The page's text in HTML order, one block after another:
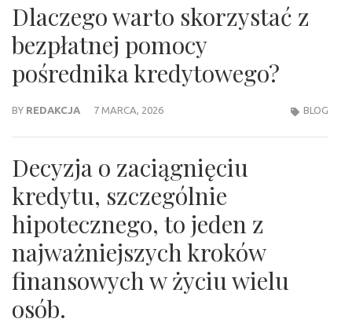
Dlaczego warto skorzystać z
bezpłatnej pomocy
pośrednika kredytowego?
BY REDAKCJA 7 MARCA, 2026 BLOG
Decyzja o zaciągnięciu
kredytu, szczególnie
hipotecznego, to jeden z
najważniejszych kroków
finansowych w życiu wielu
osób.